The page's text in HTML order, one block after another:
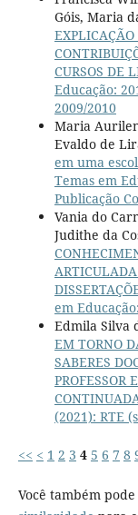
Góis, Maria
CURSOS DE
Educação:
2009/2010
Maria
Evaldo de
em uma
Temas em
Publicação
Vania do
Judithe da
ARTICULADA
em
Edmila Silva
EM TORNO
SABERES
PROFESSOR
(2021): RTE
<< < 1 2 3 4 5 6 7 8
Você também pode